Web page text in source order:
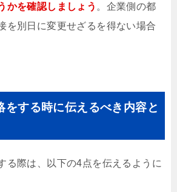
かを確認しましょう 。企業側の都
を別日に変更せざるを得ない場合
をする時に伝えるべき内容と
る際は、以下の4点を伝えるように